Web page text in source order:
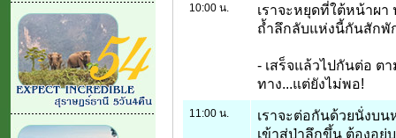
10:00 น.
เราจะหยุดที่ใต้หน้าผ
ถ้ำลึกลับแห่งนี้กันสักพั
- เสร็จแล้วไปกันต่อ ต
ทาง...แต่ยังไม่พอ!
11:00 น.
เราจะต่อกันด้วยนั่งบน
เข้าสู่ป่าลึกขึ้น ต้องอยู่